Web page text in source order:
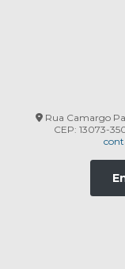
Rua Camargo
CEP: 13073-